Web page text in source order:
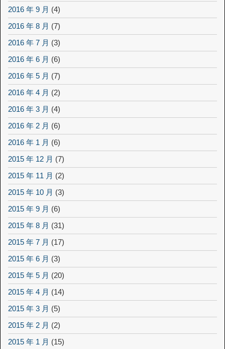
2016 年 9 月 (4)
2016 年 8 月 (7)
2016 年 7 月 (3)
2016 年 6 月 (6)
2016 年 5 月 (7)
2016 年 4 月 (2)
2016 年 3 月 (4)
2016 年 2 月 (6)
2016 年 1 月 (6)
2015 年 12 月 (7)
2015 年 11 月 (2)
2015 年 10 月 (3)
2015 年 9 月 (6)
2015 年 8 月 (31)
2015 年 7 月 (17)
2015 年 6 月 (3)
2015 年 5 月 (20)
2015 年 4 月 (14)
2015 年 3 月 (5)
2015 年 2 月 (2)
2015 年 1 月 (15)